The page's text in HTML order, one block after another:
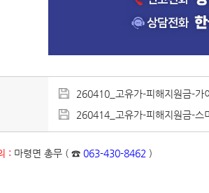
260410_고유가-피해지원금-
260414_고유가-피해지원금-
: 마령면 총무 ( ☎ 063-430-8462 )